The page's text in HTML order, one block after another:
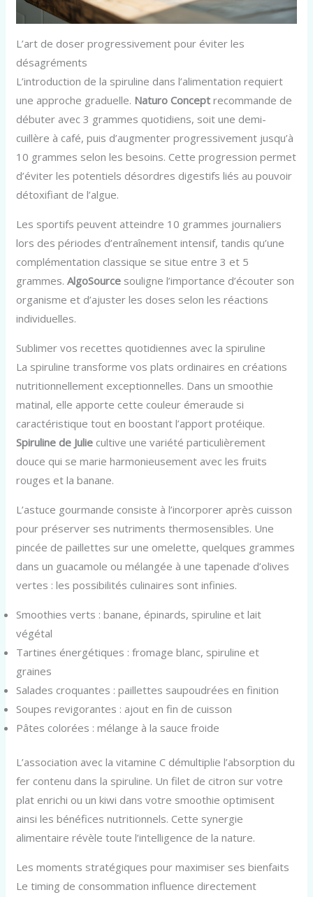
L’art de doser progressivement pour éviter les
désagréments
L’introduction de la spiruline dans l’alimentation requiert
une approche graduelle. Naturo Concept recommande de
débuter avec 3 grammes quotidiens, soit une demi-
cuillère à café, puis d’augmenter progressivement jusqu’à
10 grammes selon les besoins. Cette progression permet
d’éviter les potentiels désordres digestifs liés au pouvoir
détoxifiant de l’algue.
Les sportifs peuvent atteindre 10 grammes journaliers
lors des périodes d’entraînement intensif, tandis qu’une
complémentation classique se situe entre 3 et 5
grammes.AlgoSource souligne l’importance d’écouter son
organisme et d’ajuster les doses selon les réactions
individuelles.
Sublimer vos recettes quotidiennes avec la spiruline
La spiruline transforme vos plats ordinaires en créations
nutritionnellement exceptionnelles. Dans un smoothie
matinal, elle apporte cette couleur émeraude si
caractéristique tout en boostant l’apport protéique.
Spiruline de Julie cultive une variété particulièrement
douce qui se marie harmonieusement avec les fruits
rouges et la banane.
L’astuce gourmande consiste à l’incorporer après cuisson
pour préserver ses nutriments thermosensibles. Une
pincée de paillettes sur une omelette, quelques grammes
dans un guacamole ou mélangée à une tapenade d’olives
vertes : les possibilités culinaires sont infinies.
Smoothies verts : banane, épinards, spiruline et lait
végétal
Tartines énergétiques : fromage blanc, spiruline et
graines
Salades croquantes : paillettes saupoudrées en finition
Soupes revigorantes : ajout en fin de cuisson
Pâtes colorées : mélange à la sauce froide
L’association avec la vitamine C démultiplie l’absorption du
fer contenu dans la spiruline. Un filet de citron sur votre
plat enrichi ou un kiwi dans votre smoothie optimisent
ainsi les bénéfices nutritionnels. Cette synergie
alimentaire révèle toute l’intelligence de la nature.
Les moments stratégiques pour maximiser ses bienfaits
Le timing de consommation influence directement